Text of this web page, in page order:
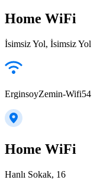
Home WiFi
İsimsiz Yol, İsimsiz Yol
ErginsoyZemin-Wifi54
Home WiFi
Hanlı Sokak, 16